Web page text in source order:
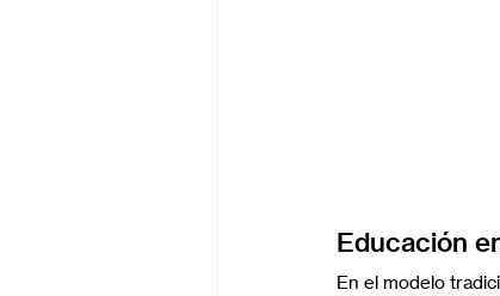
Educación
En el modelo